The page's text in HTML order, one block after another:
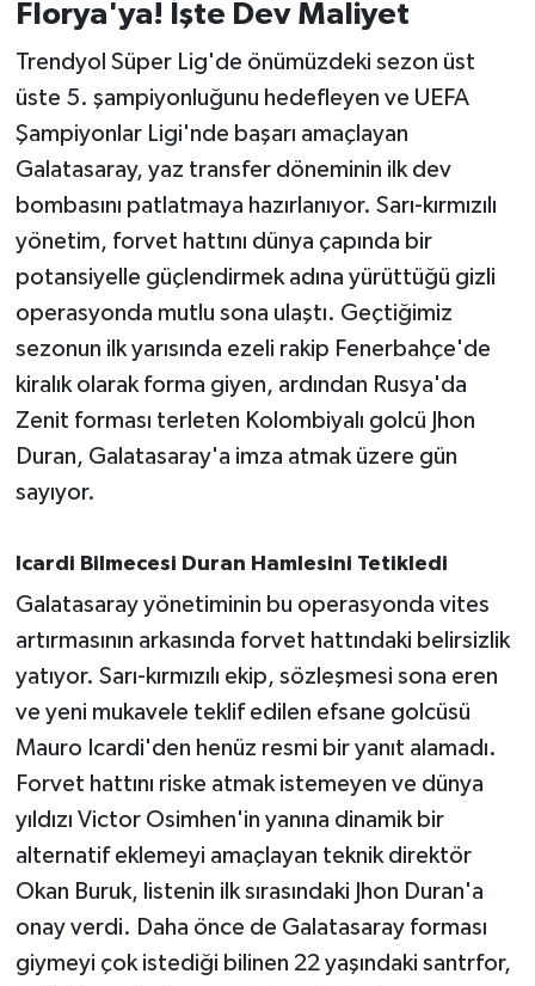
Florya'ya! İşte Dev Maliyet
Trendyol Süper Lig'de önümüzdeki sezon üst
üste 5. şampiyonluğunu hedefleyen ve UEFA
Şampiyonlar Ligi'nde başarı amaçlayan
Galatasaray, yaz transfer döneminin ilk dev
bombasını patlatmaya hazırlanıyor. Sarı-kırmızılı
yönetim, forvet hattını dünya çapında bir
potansiyelle güçlendirmek adına yürüttüğü gizli
operasyonda mutlu sona ulaştı. Geçtiğimiz
sezonun ilk yarısında ezeli rakip Fenerbahçe'de
kiralık olarak forma giyen, ardından Rusya'da
Zenit forması terleten Kolombiyalı golcü Jhon
Duran, Galatasaray'a imza atmak üzere gün
sayıyor.
Icardi Bilmecesi Duran Hamlesini Tetikledi
Galatasaray yönetiminin bu operasyonda vites
artırmasının arkasında forvet hattındaki belirsizlik
yatıyor. Sarı-kırmızılı ekip, sözleşmesi sona eren
ve yeni mukavele teklif edilen efsane golcüsü
Mauro Icardi'den henüz resmi bir yanıt alamadı.
Forvet hattını riske atmak istemeyen ve dünya
yıldızı Victor Osimhen'in yanına dinamik bir
alternatif eklemeyi amaçlayan teknik direktör
Okan Buruk, listenin ilk sırasındaki Jhon Duran'a
onay verdi. Daha önce de Galatasaray forması
giymeyi çok istediği bilinen 22 yaşındaki santrfor,
İvrindi
KENT GÜNDEMİ
Kepsut
KÜLTÜR-SANAT
MAGAZİN
MANŞET
Manyas
Resmi İlanlar
SAĞLIK
Savaştepe
SEYAHAT
SİYASET
Sındırgı
SPOR